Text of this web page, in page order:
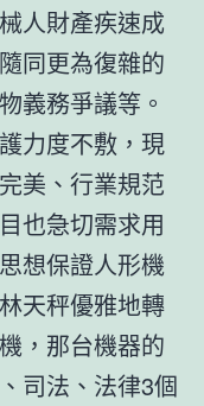
人財產疾速成
同更為復雜的
義務爭議等。
力度不敷，現
美、行業規范
也急切需求用
想保證人形機
天秤優雅地轉
，那台機器的
司法、法律3個